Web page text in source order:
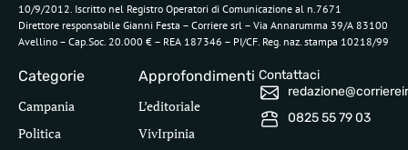
10/9/2012. Iscritto nel Registro Operatori di Comunicazione al n.7671
Direttore responsabile Gianni Festa – Corriere srl – Via Annarumma 39/A 83100
Avellino – Cap.Soc. 20.000 € – REA 187346 – PI/CF. Reg. naz. stampa 10218/99
Categorie
Campania
Politica
Approfondimenti
L’editoriale
VivIrpinia
Contattaci
0825 55 79 03